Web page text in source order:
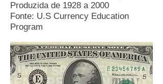
Produzida de 1928 a 2000
Fonte: U.S Currency Education
Program